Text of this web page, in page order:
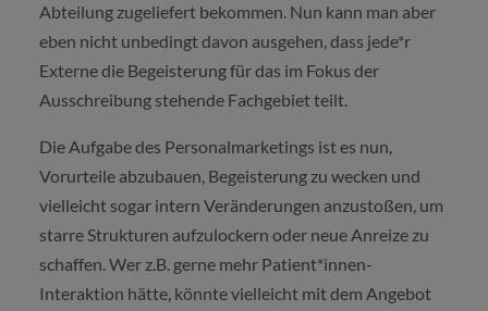
Abteilung zugeliefert bekommen. Nun kann man aber
eben nicht unbedingt davon ausgehen, dass jede*r
Externe die Begeisterung für das im Fokus der
Ausschreibung stehende Fachgebiet teilt.
Die Aufgabe des Personalmarketings ist es nun,
Vorurteile abzubauen, Begeisterung zu wecken und
vielleicht sogar intern Veränderungen anzustoßen, um
starre Strukturen aufzulockern oder neue Anreize zu
schaffen. Wer z.B. gerne mehr Patient*innen-
Interaktion hätte, könnte vielleicht mit dem Angebot